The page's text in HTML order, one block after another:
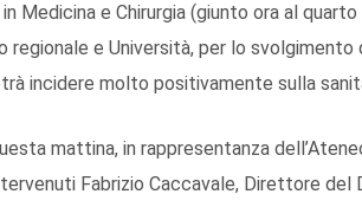
Medicina e Chirurgia (giunto ora al
regionale e Università, per lo
incidere molto positivamente sulla
mattina, in rappresentanza
Fabrizio Caccavale, Direttore